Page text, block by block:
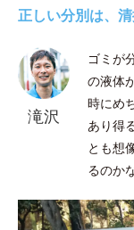
正しい分別は、
滝沢
ゴミが
の液体
時にめ
あり得
とも想
るのか